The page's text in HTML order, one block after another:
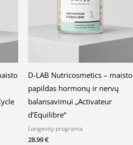
D-LAB Nutricosmetics – maisto
papildas hormonų ir nervų
balansavimui „Activateur
d’Equilibre“
Longevity programa
28.99€